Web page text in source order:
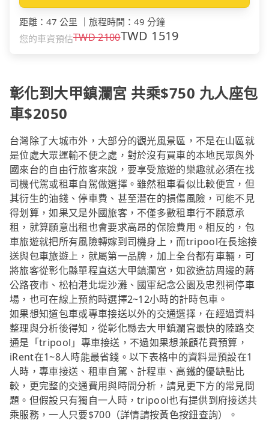
距離 ： 47 公里 旅程時間 ： 49 分鐘
您的車資預估TWD2100TWD 1519
彰化到大甲鎮瀾宮 共乘$750 九人座包
車$2050
台灣除了大城市外，大部分的觀光風景區，不是在山區就
是位處大眾運輸不便之處，對於沒有買車的本地民眾與外
國來台的自由行旅客來說，要享受旅遊的樂趣就必須在找
司機代駕或租車自駕做選擇。雖然租車看似比較便宜，但
其衍生的油錢、停車費、甚至潛在的損傷風險，可能不見
得划算，如果又是外國旅客，不僅多數租車行不願意承
租，就算願意出租也會要求高昂的保險費用。相反的，包
車旅遊就把所有風險轉嫁到司機身上，而tripool在長途接
送與包車旅遊上，就屬第一品牌，加上全台都有車輛，可
將旅客從彰化縣單程直送大甲鎮瀾宮，如欲造訪周邊的蔣
公路夜市、松柏港北堤沙灘、國軍紀念公園及忠烈祠停車
場，也可在線上預約時選擇2~12小時的計時包車。
如果想知道包車或專車接送以外的交通選擇，在經過資料
整理與分析後得知，從彰化縣去大甲鎮瀾宮最快的陸路交
通是「tripool」專車接送，不過如果想兼顧花費預算，
iRent在1~8人時能最省錢。以下表格中的資料是預設在1
人時，專車接送、租車自駕、計程車、高鐵的優缺點比
較，更完整的交通費用與時間分析，請見更下方的常見問
題。但假設只有獨自一人時，tripool也有提供到府接送共
乘服務，一人只要$700（詳情請按黃色按鈕查詢）。